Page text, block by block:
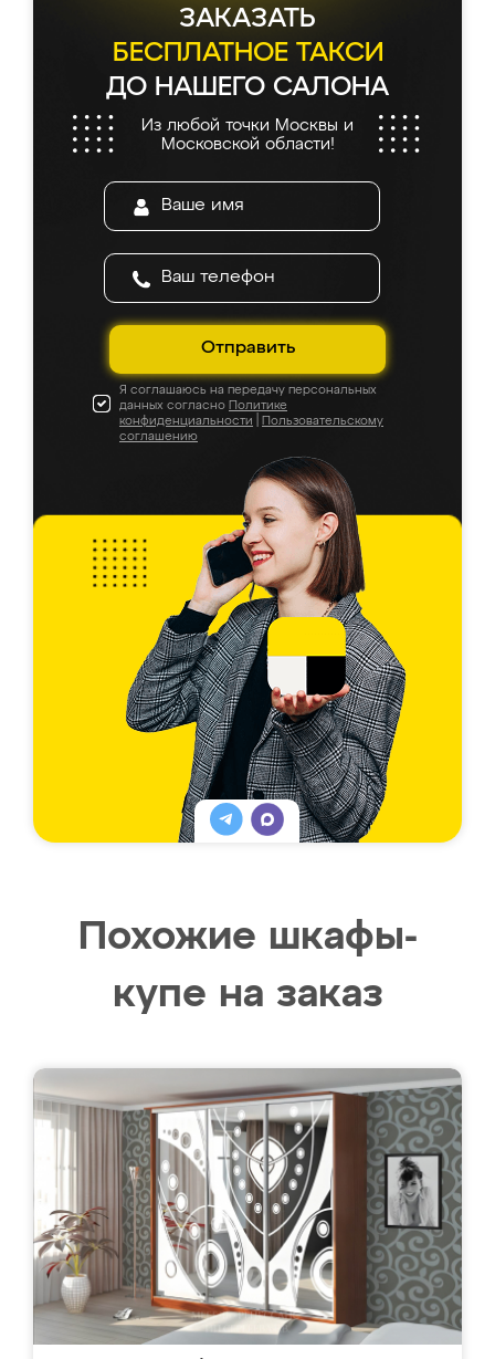
ЗАКАЗАТЬ
БЕСПЛАТНОЕ ТАКСИ
ДО НАШЕГО САЛОНА
Из любой точки Москвы и
Московской области!
Отправить
Я соглашаюсь на передачу персональных
данных согласно Политике
конфиденциальности
Пользовательскому
соглашению
Похожие шкафы-
купе на заказ